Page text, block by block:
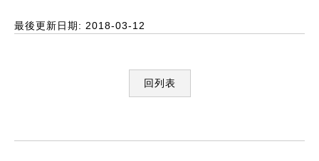
最後更新日期: 2018-03-12
回列表